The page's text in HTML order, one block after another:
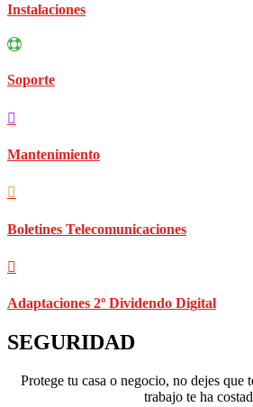
Instalaciones
Soporte
Mantenimiento
Boletines Telecomunicaciones
Adaptaciones 2º Dividendo Digital
SEGURIDAD
Protege tu casa o negocio, no dejes que
trabajo te ha